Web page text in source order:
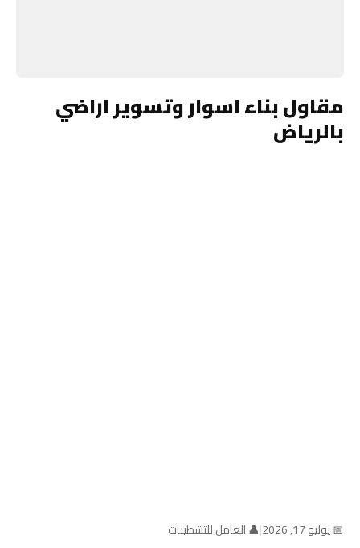
مقاول بناء اسوار وتسوير اراضي
بالرياض
📅 يوليو 17, 2026 |👤 العامل للتشطيبات